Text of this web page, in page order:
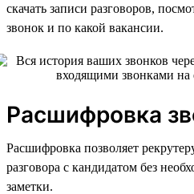
скачать записи разговоров,
звонок и по какой вакансии.
Расшифровка
Расшифровка позволяет
разговора с кандидатом без
заметки.